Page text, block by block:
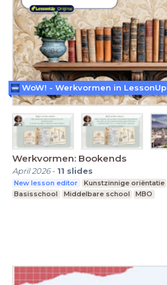
Werkvormen: Bookends
April 2026- 11 slides
New lesson editor Kunstzinnige oriëntatie
Basisschool
Middelbare school MBO
WoW! - Werkvormen in LessonUp